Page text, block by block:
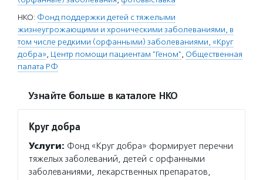
НКО: Фонд поддержки детей с тяжелыми
жизнеугрожающими и хроническими заболеваниями, в
том числе редкими (орфанными) заболеваниями, «Круг
добра», Центр помощи пациентам "Геном", Общественная
палата РФ
Узнайте больше в каталоге НКО
Круг добра
Услуги: Фонд «Круг добра» формирует перечни
тяжелых заболеваний, детей с орфанными
заболеваниями, лекарственных препаратов,